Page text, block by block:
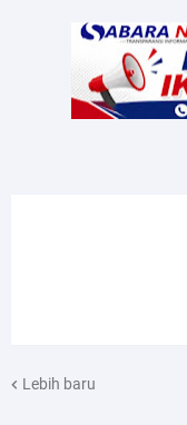
Lebih baru